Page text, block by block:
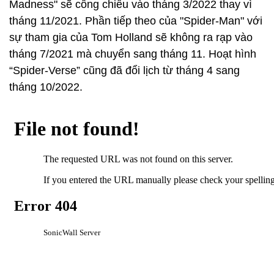
Madness" sẽ công chiếu vào tháng 3/2022 thay vì
tháng 11/2021. Phần tiếp theo của "Spider-Man" với
sự tham gia của Tom Holland sẽ không ra rạp vào
tháng 7/2021 mà chuyển sang tháng 11. Hoạt hình
“Spider-Verse” cũng đã đổi lịch từ tháng 4 sang
tháng 10/2022.